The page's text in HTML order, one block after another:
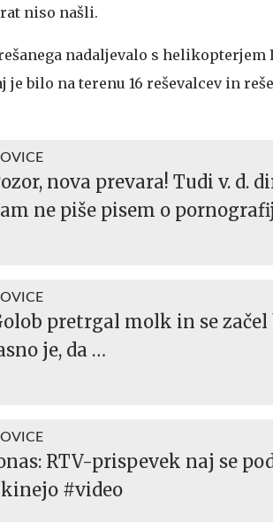
niso našli.
nadaljevalo s helikopterjem
bilo na terenu 16 reševalcev in
nova prevara! Tudi v. d.
ne piše pisem o
pretrgal molk in se
je, da …
RTV-prispevek naj se
#video